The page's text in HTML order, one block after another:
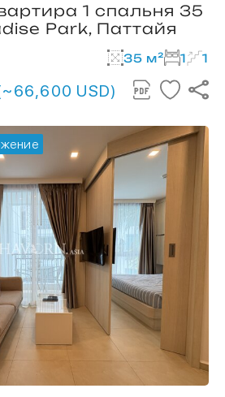
1 спальня 35
Park, Паттайя
35 м² 1 1
USD)